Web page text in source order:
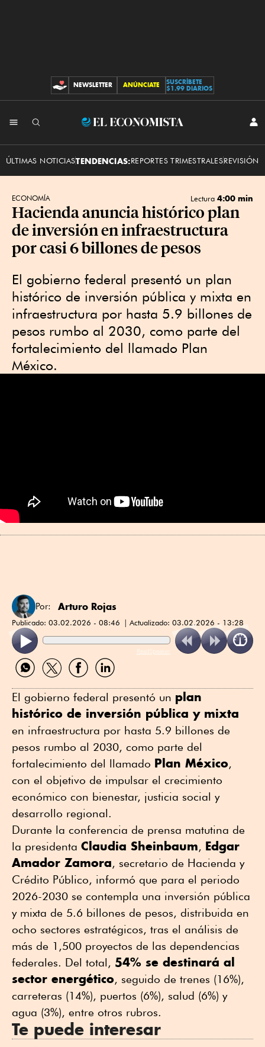
CONTRIBUCIONES
NEWSLETTER ANÚNCIATE
SUSCRÍBETE
$1.99 DIARIOS
El
ÚLTIMAS NOTICIASTENDENCIAS:REPORTES TRIMESTRALESREVISIÓN
ECONOMÍA Lectura 4:00 min
Hacienda anuncia histórico plan
de inversión en infraestructura
por casi 6 billones de pesos
El gobierno federal presentó un plan
histórico de inversión pública y mixta en
infraestructura por hasta 5.9 billones de
pesos rumbo al 2030, como parte del
fortalecimiento del llamado Plan
México.
Por: Arturo Rojas
Publicado: 03.02.2026 - 08:46 Actualizado: 03.02.2026 - 13:28
ReadSpeaker
Compartir
por
Compartir
por
Compartir
por
Compartir
por
El gobierno federal presentó un plan
histórico de inversión pública y mixta
en infraestructura por hasta 5.9 billones de
pesos rumbo al 2030, como parte del
fortalecimiento del llamado Plan México,
con el objetivo de impulsar el crecimiento
económico con bienestar, justicia social y
desarrollo regional.
Durante la conferencia de prensa matutina de
la presidenta Claudia Sheinbaum, Edgar
Amador Zamora, secretario de Hacienda y
Crédito Público, informó que para el periodo
2026-2030 se contempla una inversión pública
y mixta de 5.6 billones de pesos, distribuida en
ocho sectores estratégicos, tras el análisis de
más de 1,500 proyectos de las dependencias
federales. Del total, 54% se destinará al
sector energético, seguido de trenes (16%),
carreteras (14%), puertos (6%), salud (6%) y
agua (3%), entre otros rubros.
Te puede interesar